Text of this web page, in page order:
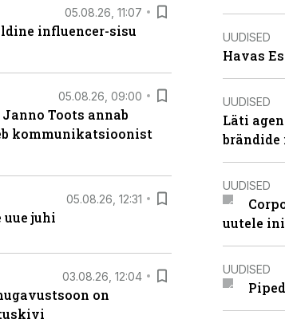
05.08.26, 11:07
influencer-sisu
05.08.26, 09:00
Toots annab
kommunikatsioonist
05.08.26, 12:31
juhi
03.08.26, 12:04
on
UUDISED
Havas
UUDISED
Läti
UUDISED
uutele
UUDISED